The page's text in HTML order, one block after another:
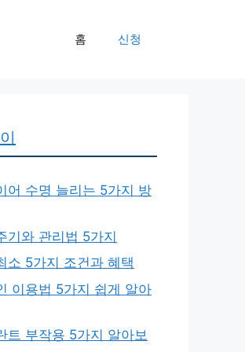
홈 신청
어 수명 늘리는 5가지 방
기와 관리법 5가지
소 5가지 조건과 혜택
이용법 5가지 쉽게 알아
트 부작용 5가지 알아보